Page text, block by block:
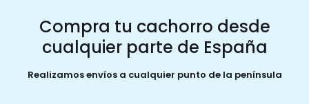
Compra tu cachorro desde
cualquier parte de España
Realizamos envíos a cualquier punto de la península